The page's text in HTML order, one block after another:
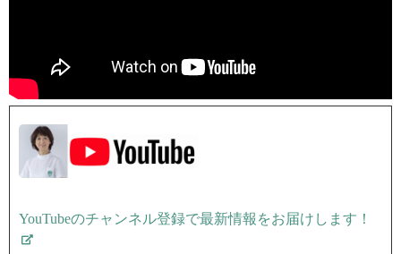
YouTubeのチャンネル登録で最新情報をお届けします！